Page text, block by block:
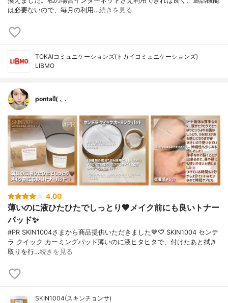
は必要ないので、毎月の利用…続きを見る
TOKAIコミュニケーションズ(トカイコミュニケーションズ)
LIBMO
pontaჱ̒( . ̫ .
4.00
薄いのに液ひたひたでしっとり🤎メイク前にも良いトナー
パッド✨️
#PR SKIN1004さまから商品提供いただきました🤎♡⃛ SKIN1004 センテ
ラ クイック カーミングパッド薄いのに液ヒタヒタで、付けたあと拭き
取りを行…続きを見る
SKIN1004(スキンチョンサ)